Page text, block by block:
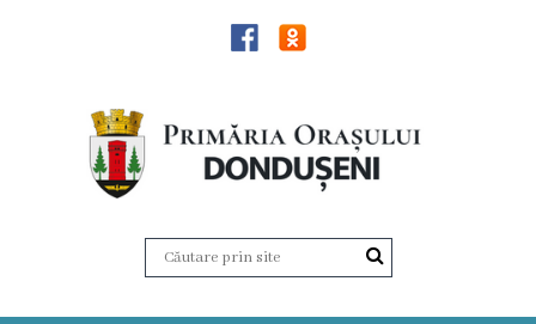
Dondușeni
orașului